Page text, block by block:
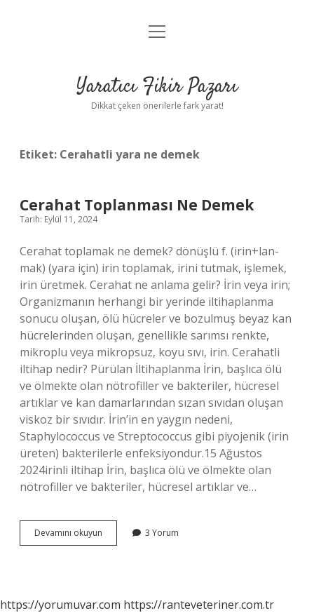
Anasayfa
Yasal Uyarı
menüyü
Yaratıcı Fikir Pazarı
Dikkat çeken önerilerle fark yarat!
Etiket: Cerahatli yara ne demek
Cerahat Toplanması Ne Demek
Tarih: Eylül 11, 2024
Cerahat toplamak ne demek? dönüşlü f. (irin+lan-
mak) (yara için) irin toplamak, irini tutmak, işlemek,
irin üretmek. Cerahat ne anlama gelir? İrin veya irin;
Organizmanın herhangi bir yerinde iltihaplanma
sonucu oluşan, ölü hücreler ve bozulmuş beyaz kan
hücrelerinden oluşan, genellikle sarımsı renkte,
mikroplu veya mikropsuz, koyu sıvı, irin. Cerahatli
iltihap nedir? Pürülan İltihaplanma İrin, başlıca ölü
ve ölmekte olan nötrofiller ve bakteriler, hücresel
artıklar ve kan damarlarından sızan sıvıdan oluşan
viskoz bir sıvıdır. İrin’in en yaygın nedeni,
Staphylococcus ve Streptococcus gibi piyojenik (irin
üreten) bakterilerle enfeksiyondur.15 Ağustos
2024irinli iltihap İrin, başlıca ölü ve ölmekte olan
nötrofiller ve bakteriler, hücresel artıklar ve…
Devamını okuyun Cerahat
Toplanması
3 Yorum
https://yorumuvar.com https://ranteveteriner.com.tr